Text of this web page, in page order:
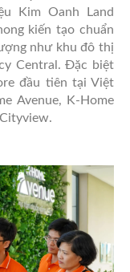
Kim Oanh Land
kiến tạo chuẩn
như khu đô thị
Central. Đặc biệt
đầu tiên tại Việt
Avenue, K-Home